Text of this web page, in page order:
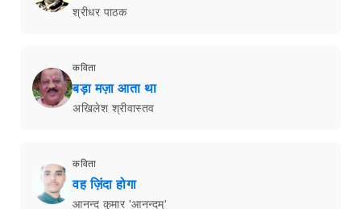
श्रीधर पाठक
कविता
बड़ा मज़ा आता था
अखिलेश श्रीवास्तव
कविता
वह ज़िंदा होगा
आनन्द कुमार 'आनन्दम्'